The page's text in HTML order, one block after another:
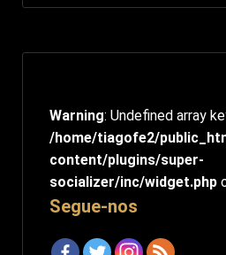
Warning: Undefined array
/home/tiagofe2/
content/plugins/super-
socializer/inc/widget.php
Segue-nos